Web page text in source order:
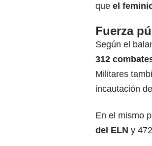
que el
Fuerza
Según el
312
Militares
incautación de
En el mismo
del ELN y